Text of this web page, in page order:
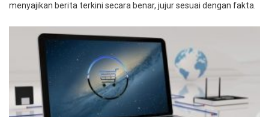
menyajikan berita terkini secara benar, jujur sesuai dengan fakta.